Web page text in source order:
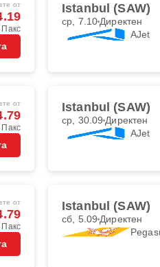
от Istanbul (SAW)
ср, 7.10 Директен
AJet
от Istanbul (SAW)
ср, 30.09 Директен
AJet
от Istanbul (SAW)
сб, 5.09 Директен